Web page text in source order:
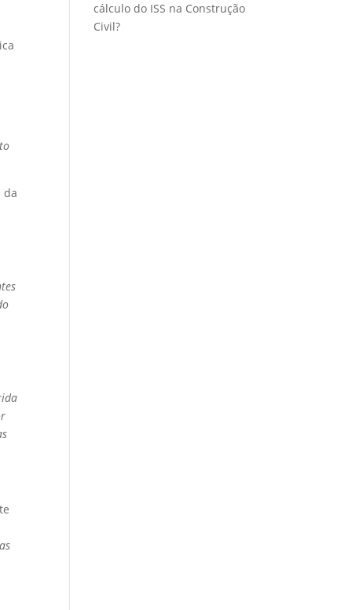
da
cálculo do ISS na Construção
Civil?